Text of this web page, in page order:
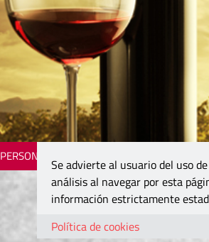
PERSONAJES
Se advierte al usuario del uso
análisis al navegar por esta
información estrictamente
Política de cookies